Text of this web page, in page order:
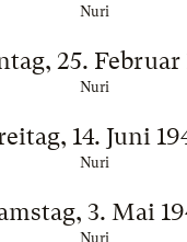
Nuri
25. Februar
Nuri
14. Juni
Nuri
3. Mai
Nuri